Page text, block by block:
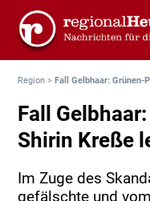
Region >Fall Gelbhaar:
Fall
Shirin Kreße
Im Zuge des
gefälschte und